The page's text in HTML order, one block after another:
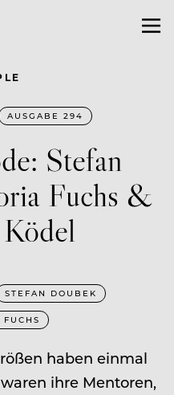
AUSGABE 294
Stefan
Fuchs &
STEFAN DOUBEK
haben einmal
ihre Mentoren,